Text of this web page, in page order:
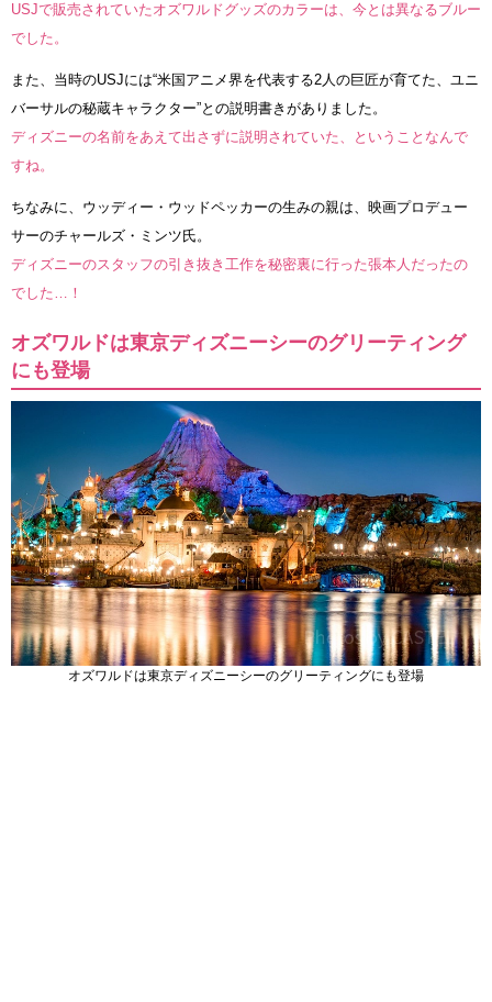
USJで販売されていたオズワルドグッズのカラーは、今とは異なるブルー
でした。
また、当時のUSJには“米国アニメ界を代表する2人の巨匠が育てた、ユニ
バーサルの秘蔵キャラクター”との説明書きがありました。
ディズニーの名前をあえて出さずに説明されていた、ということなんで
すね。
ちなみに、ウッディー・ウッドペッカーの生みの親は、映画プロデュー
サーのチャールズ・ミンツ氏。
ディズニーのスタッフの引き抜き工作を秘密裏に行った張本人だったの
でした…！
オズワルドは東京ディズニーシーのグリーティング
にも登場
オズワルドは東京ディズニーシーのグリーティングにも登場